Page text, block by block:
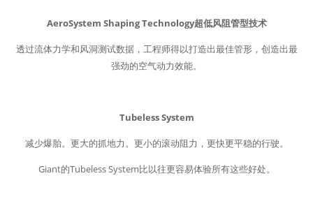
AeroSystem Shaping Technology超低风阻管型技术
透过流体力学和风洞测试数据，工程师得以打造出最佳管形，创造出最
强劲的空气动力效能。
Tubeless System
减少爆胎。更大的抓地力。更小的滚动阻力，更快更平稳的行驶。
Giant的Tubeless System比以往更容易体验所有这些好处。